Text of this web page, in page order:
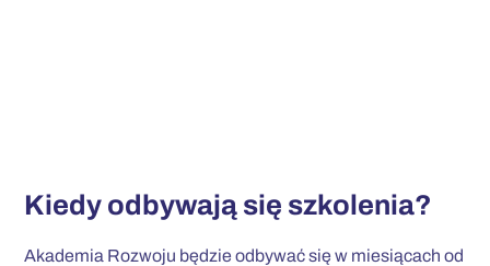
Kiedy odbywają się szkolenia?
Akademia Rozwoju będzie odbywać się w miesiącach od